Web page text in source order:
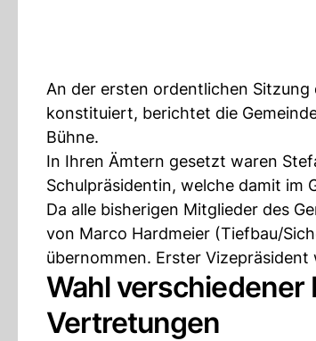
An der ersten ordentlichen
konstituiert, berichtet die
Bühne.
In Ihren Ämtern gesetzt waren
Schulpräsidentin, welche damit im
Da alle bisherigen Mitglieder des
von Marco Hardmeier (Tiefbau/
übernommen. Erster
Wahl verschiedener
Vertretungen